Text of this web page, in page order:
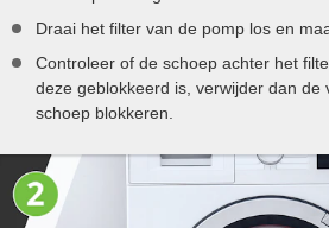
Draai het filter van de pomp los en
Controleer of de schoep achter het
deze geblokkeerd is, verwijder dan de
schoep blokkeren.